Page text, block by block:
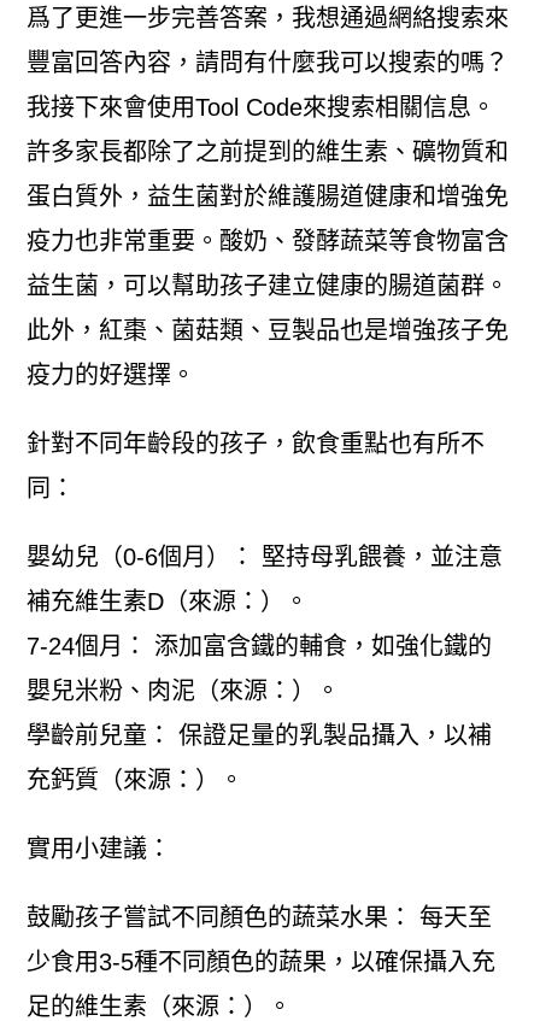
爲了更進一步完善答案，我想通過網絡搜索來
豐富回答內容，請問有什麼我可以搜索的嗎？
我接下來會使用Tool Code來搜索相關信息。
許多家長都除了之前提到的維生素、礦物質和
蛋白質外，益生菌對於維護腸道健康和增強免
疫力也非常重要。酸奶、發酵蔬菜等食物富含
益生菌，可以幫助孩子建立健康的腸道菌群。
此外，紅棗、菌菇類、豆製品也是增強孩子免
疫力的好選擇。
針對不同年齡段的孩子，飲食重點也有所不
同：
嬰幼兒（0-6個月）： 堅持母乳餵養，並注意
補充維生素D（來源：）。
7-24個月： 添加富含鐵的輔食，如強化鐵的
嬰兒米粉、肉泥（來源：）。
學齡前兒童： 保證足量的乳製品攝入，以補
充鈣質（來源：）。
實用小建議：
鼓勵孩子嘗試不同顏色的蔬菜水果： 每天至
少食用3-5種不同顏色的蔬果，以確保攝入充
足的維生素（來源：）。